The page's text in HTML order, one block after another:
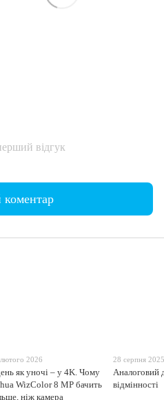
відгук
2026
як уночі – у 4K. Чому
WizColor 8 MP бачить
ніж камера
28 серпня
Аналоговий
відмінності